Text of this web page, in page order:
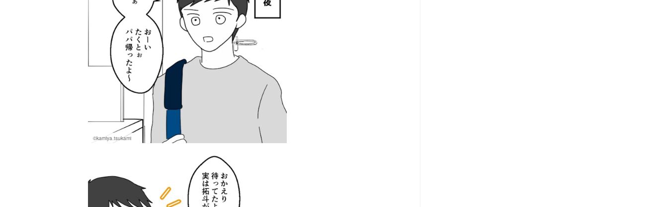
©kamiya.tsukami